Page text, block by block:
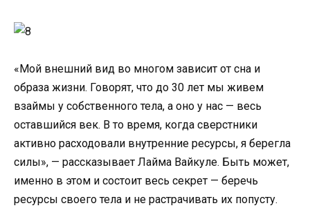
«Мой внешний вид во многом зависит от сна и
образа жизни. Говорят, что до 30 лет мы живем
взаймы у собственного тела, а оно у нас — весь
оставшийся век. В то время, когда сверстники
активно расходовали внутренние ресурсы, я берегла
силы», — рассказывает Лайма Вайкуле. Быть может,
именно в этом и состоит весь секрет — беречь
ресурсы своего тела и не растрачивать их попусту.